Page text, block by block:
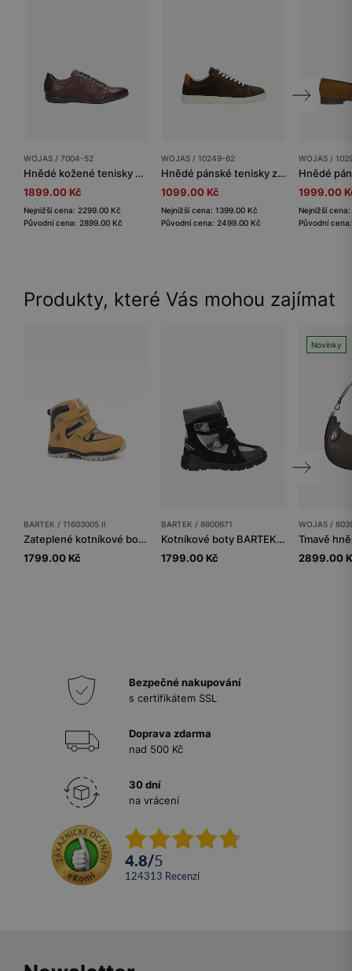
WOJAS / 7004-52
Hnědé kožené tenisky pánské s jemnou perforací
1899.00 Kč
Nejnižší cena: 2299.00 Kč
Původní cena: 2899.00 Kč
WOJAS / 10249-62
Hnědé pánské tenisky z velurové štípané kůže
1099.00 Kč
Nejnižší cena: 1399.00 Kč
Původní cena: 2499.00 Kč
WOJAS /
1999.00
Nejnižší
Původní
Produkty, které Vás mohou zajímat
BARTEK / 11603005 II
Zateplené kotníkové boty BARTEK 11603005 II, pro kluky, béžové
1799.00 Kč
BARTEK / 8800671
Kotníkové boty BARTEK 88006-71, černo-šedé
1799.00 Kč
Novinky
WOJAS /
2899.00
Bezpečné nakupování
s certifikátem SSL
Doprava zdarma
nad 500 Kč
30 dní
na vrácení
4.8/5
124313 recenzí